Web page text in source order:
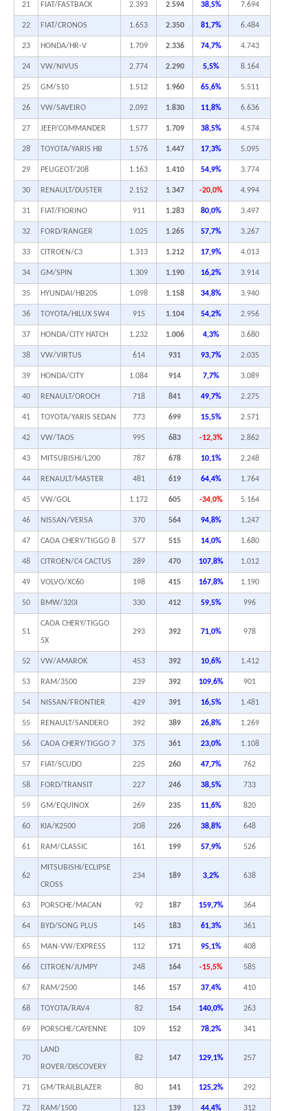
21 FIAT/FASTBACK 2.393 2.594 38,5% 7.694
22 FIAT/CRONOS 1.653 2.350 81,7% 6.484
23 HONDA/HR-V 1.709 2.336 74,7% 4.743
24 VW/NIVUS 2.774 2.290 5,5% 8.164
25 GM/S10 1.512 1.960 65,6% 5.511
26 VW/SAVEIRO 2.092 1.830 11,8% 6.636
27 JEEP/COMMANDER 1.577 1.709 38,5% 4.574
28 TOYOTA/YARIS HB 1.576 1.447 17,3% 5.095
29 PEUGEOT/208 1.163 1.410 54,9% 3.774
30 RENAULT/DUSTER 2.152 1.347 -20,0% 4.994
31 FIAT/FIORINO 911 1.283 80,0% 3.497
32 FORD/RANGER 1.025 1.265 57,7% 3.267
33 CITROEN/C3 1.313 1.212 17,9% 4.013
34 GM/SPIN 1.309 1.190 16,2% 3.914
35 HYUNDAI/HB20S 1.098 1.158 34,8% 3.940
36 TOYOTA/HILUX SW4 915 1.104 54,2% 2.956
37 HONDA/CITY HATCH 1.232 1.006 4,3% 3.680
38 VW/VIRTUS 614 931 93,7% 2.035
39 HONDA/CITY 1.084 914 7,7% 3.089
40 RENAULT/OROCH 718 841 49,7% 2.275
41 TOYOTA/YARIS SEDAN 773 699 15,5% 2.571
42 VW/TAOS 995 683 -12,3% 2.862
43 MITSUBISHI/L200 787 678 10,1% 2.248
44 RENAULT/MASTER 481 619 64,4% 1.764
45 VW/GOL 1.172 605 -34,0% 5.164
46 NISSAN/VERSA 370 564 94,8% 1.247
47 CAOA CHERY/TIGGO 8 577 515 14,0% 1.680
48 CITROEN/C4 CACTUS 289 470 107,8% 1.012
49 VOLVO/XC60 198 415 167,8% 1.190
50 BMW/320I 330 412 59,5% 996
51
CAOA CHERY/TIGGO
5X
293 392 71,0% 978
52 VW/AMAROK 453 392 10,6% 1.412
53 RAM/3500 239 392 109,6% 901
54 NISSAN/FRONTIER 429 391 16,5% 1.481
55 RENAULT/SANDERO 392 389 26,8% 1.269
56 CAOA CHERY/TIGGO 7 375 361 23,0% 1.108
57 FIAT/SCUDO 225 260 47,7% 762
58 FORD/TRANSIT 227 246 38,5% 733
59 GM/EQUINOX 269 235 11,6% 820
60 KIA/K2500 208 226 38,8% 648
61 RAM/CLASSIC 161 199 57,9% 526
62
MITSUBISHI/ECLIPSE
CROSS
234 189 3,2% 638
63 PORSCHE/MACAN 92 187 159,7% 364
64 BYD/SONG PLUS 145 183 61,3% 361
65 MAN-VW/EXPRESS 112 171 95,1% 408
66 CITROEN/JUMPY 248 164 -15,5% 585
67 RAM/2500 146 157 37,4% 410
68 TOYOTA/RAV4 82 154 140,0% 263
69 PORSCHE/CAYENNE 109 152 78,2% 341
70
LAND
ROVER/DISCOVERY
82 147 129,1% 257
71 GM/TRAILBLAZER 80 141 125,2% 292
72 RAM/1500 123 139 44,4% 312